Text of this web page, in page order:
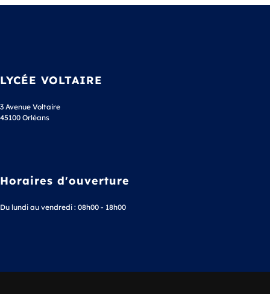
LYCÉE VOLTAIRE
3 Avenue Voltaire
45100 Orléans
Horaires d'ouverture
Du lundi au vendredi : 08h00 - 18h00